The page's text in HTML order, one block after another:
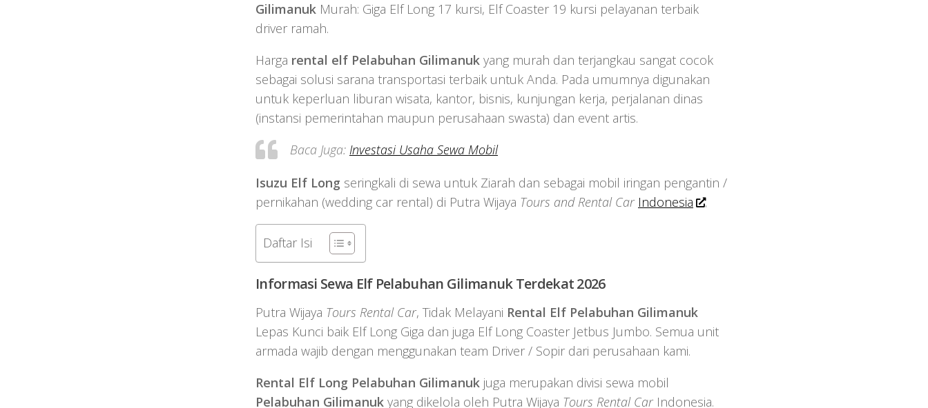
Gilimanuk Murah: Giga Elf Long 17 kursi, Elf Coaster 19 kursi pelayanan terbaik
driver ramah.
Harga rental elf Pelabuhan Gilimanuk yang murah dan terjangkau sangat cocok
sebagai solusi sarana transportasi terbaik untuk Anda. Pada umumnya digunakan
untuk keperluan liburan wisata, kantor, bisnis, kunjungan kerja, perjalanan dinas
(instansi pemerintahan maupun perusahaan swasta) dan event artis.
Baca Juga: Investasi Usaha Sewa Mobil
Isuzu Elf Long seringkali di sewa untuk Ziarah dan sebagai mobil iringan pengantin /
pernikahan (wedding car rental) di Putra Wijaya Tours and Rental Car Indonesia .
Daftar Isi
Informasi Sewa Elf Pelabuhan Gilimanuk Terdekat 2026
Putra Wijaya Tours Rental Car, Tidak Melayani Rental Elf Pelabuhan Gilimanuk
Lepas Kunci baik Elf Long Giga dan juga Elf Long Coaster Jetbus Jumbo. Semua unit
armada wajib dengan menggunakan team Driver / Sopir dari perusahaan kami.
Rental Elf Long Pelabuhan Gilimanuk juga merupakan divisi sewa mobil
Pelabuhan Gilimanuk yang dikelola oleh Putra Wijaya Tours Rental CarIndonesia.